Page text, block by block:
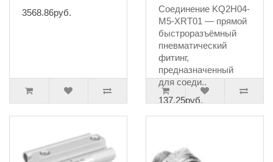
3568.86руб.
Соединение KQ2H04-
M5-XRT01 — прямой
быстроразъёмный
пневматический
фитинг,
предназначенный
для соеди..
137.25руб.